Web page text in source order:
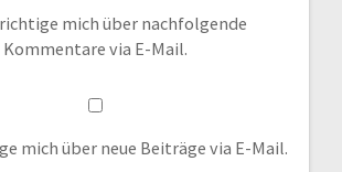
mich über nachfolgende
Kommentare via E-Mail.
mich über neue Beiträge via E-Mail.